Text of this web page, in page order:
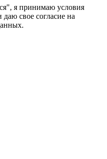
я принимаю условия
даю свое согласие на